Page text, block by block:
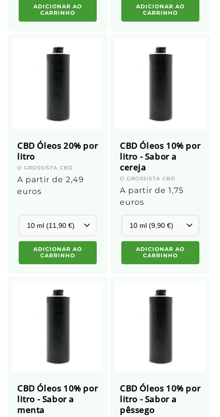
ADICIONAR AO
CARRINHO
ADICIONAR AO
CARRINHO
CBD Óleos 20% por
litro
Fornecedor:
O GROSSISTA CBD
Preço
normal
A partir de 2,49
euros
ADICIONAR AO
CARRINHO
CBD Óleos 10% por
litro - Sabor a
cereja
Fornecedor:
O GROSSISTA CBD
Preço
normal
A partir de 1,75
euros
ADICIONAR AO
CARRINHO
CBD Óleos 10% por
litro - Sabor a
menta
CBD Óleos 10% por
litro - Sabor a
pêssego